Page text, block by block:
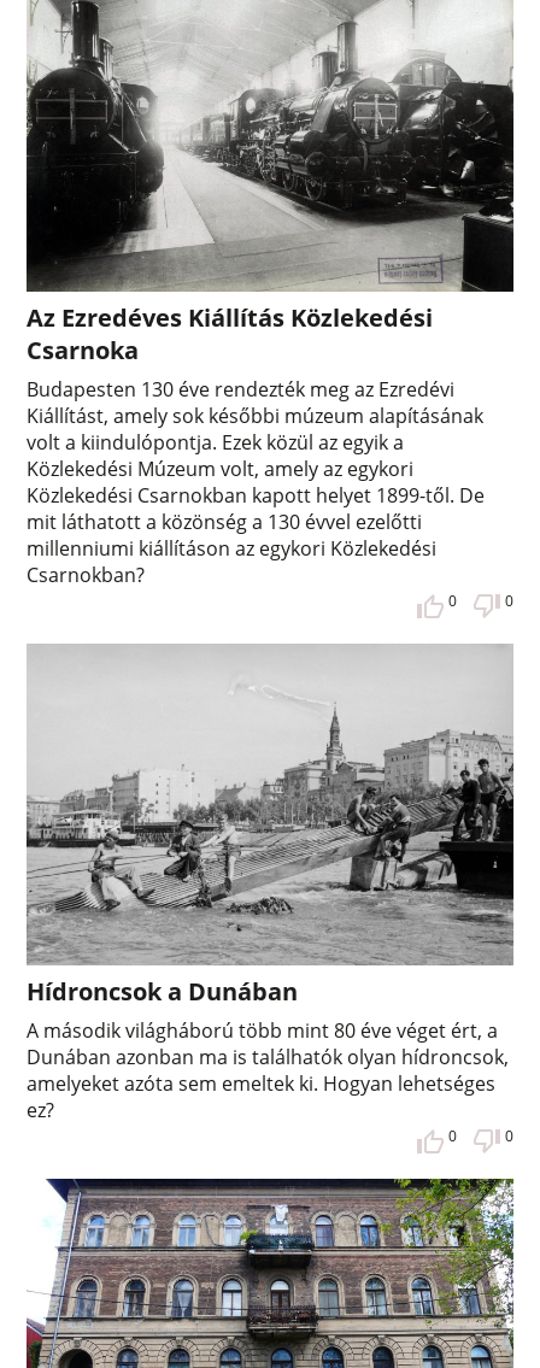
Az Ezredéves Kiállítás Közlekedési
Csarnoka
Budapesten 130 éve rendezték meg az Ezredévi
Kiállítást, amely sok későbbi múzeum alapításának
volt a kiindulópontja. Ezek közül az egyik a
Közlekedési Múzeum volt, amely az egykori
Közlekedési Csarnokban kapott helyet 1899-től. De
mit láthatott a közönség a 130 évvel ezelőtti
millenniumi kiállításon az egykori Közlekedési
Csarnokban?
0 0
Hídroncsok a Dunában
A második világháború több mint 80 éve véget ért, a
Dunában azonban ma is találhatók olyan hídroncsok,
amelyeket azóta sem emeltek ki. Hogyan lehetséges
ez?
0 0